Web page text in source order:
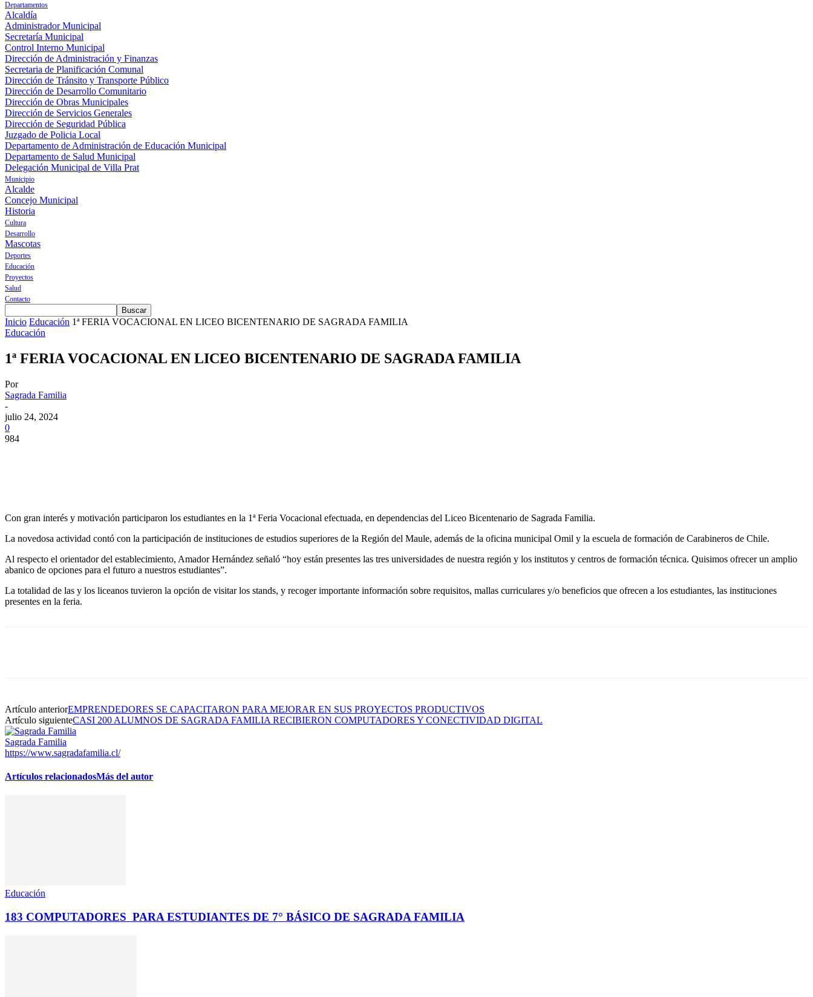
Departamentos
Alcaldía
Administrador Municipal
Secretaría Municipal
Control Interno Municipal
Dirección de Administración y Finanzas
Secretaria de Planificación Comunal
Dirección de Tránsito y Transporte Público
Dirección de Desarrollo Comunitario
Dirección de Obras Municipales
Dirección de Servicios Generales
Dirección de Seguridad Pública
Juzgado de Policia Local
Departamento de Administración de Educación Municipal
Departamento de Salud Municipal
Delegación Municipal de Villa Prat
Municipio
Alcalde
Concejo Municipal
Historia
Cultura
Desarrollo
Mascotas
Deportes
Educación
Proyectos
Salud
Contacto
Inicio Educación 1ª FERIA VOCACIONAL EN LICEO BICENTENARIO DE SAGRADA FAMILIA
Educación
1ª FERIA VOCACIONAL EN LICEO BICENTENARIO DE SAGRADA FAMILIA
Por
Sagrada Familia
-
julio 24, 2024
0
984
Con gran interés y motivación participaron los estudiantes en la 1ª Feria Vocacional efectuada, en dependencias del Liceo Bicentenario de Sagrada Familia.
La novedosa actividad contó con la participación de instituciones de estudios superiores de la Región del Maule, además de la oficina municipal Omil y la escuela de formación de Carabineros de Chile.
Al respecto el orientador del establecimiento, Amador Hernández señaló “hoy están presentes las tres universidades de nuestra región y los institutos y centros de formación técnica. Quisimos ofrecer un amplio
abanico de opciones para el futuro a nuestros estudiantes”.
La totalidad de las y los liceanos tuvieron la opción de visitar los stands, y recoger importante información sobre requisitos, mallas curriculares y/o beneficios que ofrecen a los estudiantes, las instituciones
presentes en la feria.
Artículo anteriorEMPRENDEDORES SE CAPACITARON PARA MEJORAR EN SUS PROYECTOS PRODUCTIVOS
Artículo siguienteCASI 200 ALUMNOS DE SAGRADA FAMILIA RECIBIERON COMPUTADORES Y CONECTIVIDAD DIGITAL
Sagrada Familia
https://www.sagradafamilia.cl/
Artículos relacionadosMás del autor
Educación
183 COMPUTADORES PARA ESTUDIANTES DE 7° BÁSICO DE SAGRADA FAMILIA